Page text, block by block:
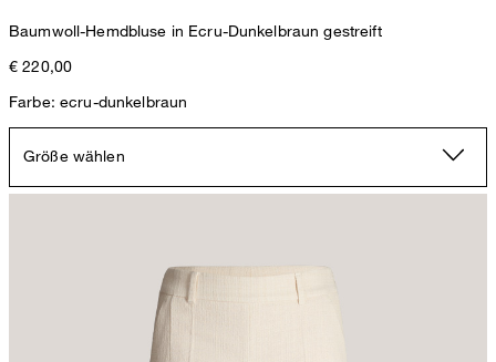
Baumwoll-Hemdbluse in Ecru-Dunkelbraun gestreift
€ 220,00
Farbe: ecru-dunkelbraun
Größe wählen